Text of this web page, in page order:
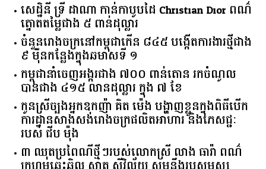
សេដ្ឋិនី ទ្រី ដាណា កាន់កាបូបដៃ Christian Dior ពណ៌
ត្នោតតម្លៃជាង ៥ ពាន់ដុល្លារ
ចំនួន​រោងចក្រ​នៅ​កម្ពុជា​កើន​ ​៨៤៥​ ​បង្កើត​ការងារ​ថ្មី​ជាង​
​៩​ ​ម៉ឺន​កន្លែង​ក្នុង​ឆមាស​ទី ​១​
កម្ពុជានាំចេញអង្ករជាង ៧០០ ពាន់តោន រកចំណូល
បានជាង ៤១៥ លានដុល្លារ ក្នុង ៧ ខែ
កូនស្រីច្បងអ្នកឧកញ៉ា គិត ម៉េង បង្ហាញខ្លួនក្នុងពិធីបើក
ការដ្ឋានសាងសង់រោងចក្រផលិតអាហារ និងភេសជ្ជៈ
របស់ ជីប ម៉ុង
៣ ឈុតប្រពៃណីថ្មីៗរបស់លោកស្រី លាង ធារ៉ា ពណ៌